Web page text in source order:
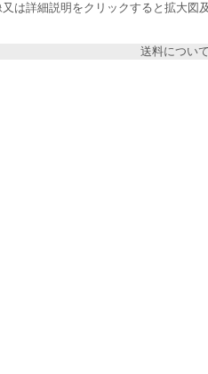
は詳細説明をクリックすると拡大図
送料につい